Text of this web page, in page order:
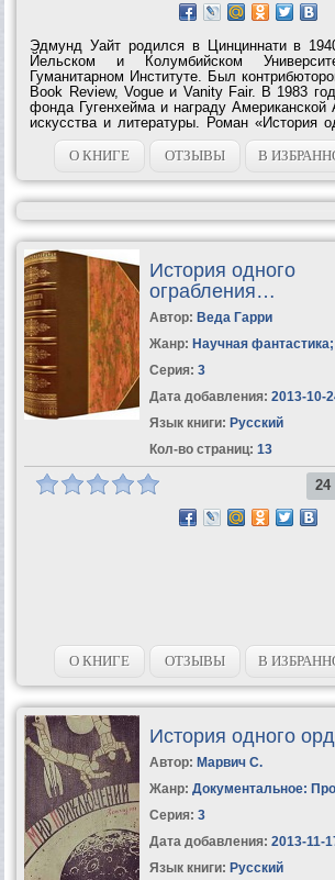
Эдмунд Уайт родился в Цинциннати в
Йельском и Колумбийском
Гуманитарном Институте. Был
Book Review, Vogue и Vanity Fair. В 1983
фонда Гугенхейма и награду Американской
искусства и литературы. Роман «История
из наиболее известных произведений
текст, раскрывающий психологию...
О КНИГЕ ОТЗЫВЫ В
История одного
ограбления…
Автор: Веда Гарри
Жанр: Научная фантастика;
Серия: 3
Дата добавления: 2013-10-
Язык книги: Русский
Кол-во страниц: 13
24
О КНИГЕ ОТЗЫВЫ В
История одного
Автор: Марвич С.
Жанр: Документальное:
Серия: 3
Дата добавления: 2013-11-
Язык книги: Русский